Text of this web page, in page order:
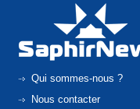
Qui sommes-nous ?
Nous contacter